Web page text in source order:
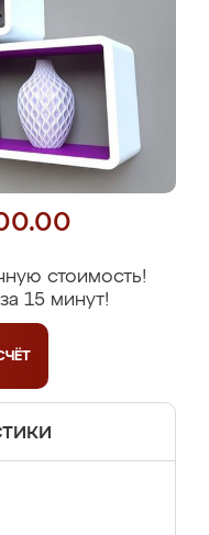
стоимость!
15 минут!